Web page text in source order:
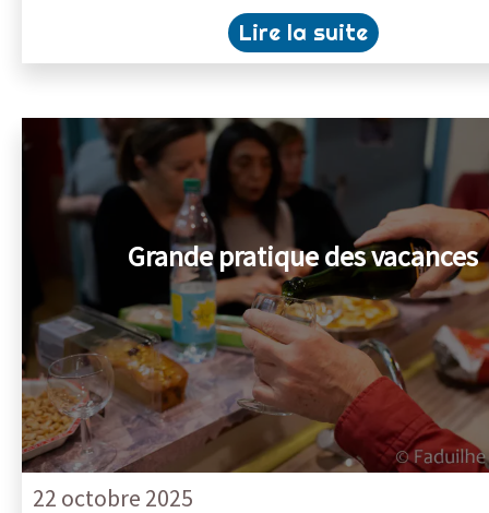
Lire la suite
Grande pratique des vacances
22 octobre 2025